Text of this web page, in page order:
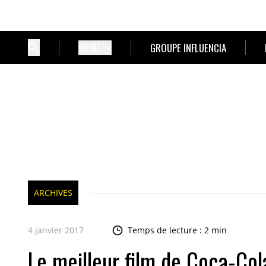
GROUPE INFLUENCIA
ARCHIVES
4 janvier 2017 Temps de lecture : 2 min